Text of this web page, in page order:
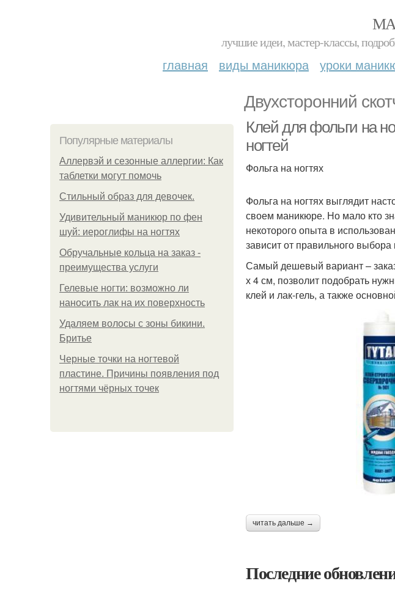
лучшие идеи, мастер-классы,
главная виды маникюра уроки
Двухсторонний
Популярные материалы
Аллервэй и сезонные аллергии: Как
таблетки могут помочь
Стильный образ для девочек.
Удивительный маникюр по фен
шуй: иероглифы на ногтях
Обручальные кольца на заказ -
преимущества услуги
Гелевые ногти: возможно ли
наносить лак на их поверхность
Удаляем волосы с зоны бикини.
Бритье
Черные точки на ногтевой
пластине. Причины появления под
ногтями чёрных точек
Клей для фольги на
ногтей
Фольга на ногтях
Фольга на ногтях выглядит
своем маникюре. Но мало кто
некоторого опыта в
зависит от правильного выбора
Самый дешевый вариант –
х 4 см, позволит подобрать
клей и лак-гель, а также
читать дальше →
Последние